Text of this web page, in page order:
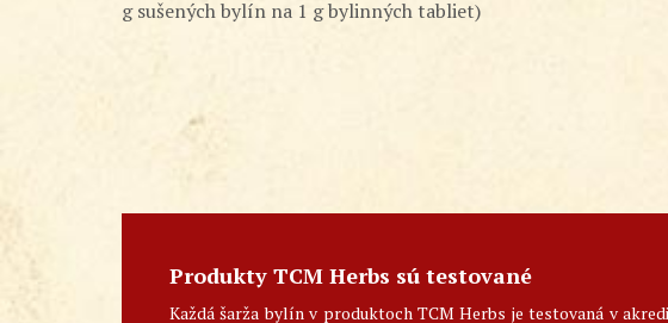
g sušených bylín na 1 g bylinných tabliet)
Produkty TCM Herbs sú testované
Každá šarža bylín v produktoch TCM Herbs je testovaná v